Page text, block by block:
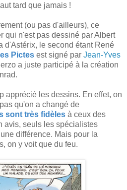
tard que jamais !
(ou pas d'ailleurs), ce
qui n'est pas dessiné par Albert
d'Astérix, le second étant René
Pictes est signé par Jean-Yves
a juste participé à la création
apprécié les dessins. En effet, on
qu'on a changé de
sont très fidèles à ceux des
avis, seuls les spécialistes
différence. Mais pour la
on y voit que du feu.